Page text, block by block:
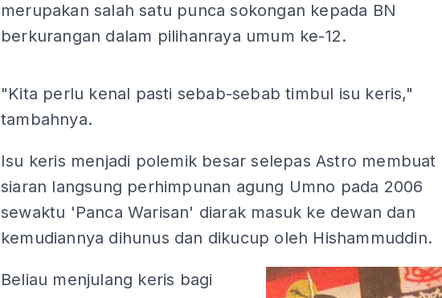
merupakan salah satu punca sokongan kepada BN
berkurangan dalam pilihanraya umum ke-12.
"Kita perlu kenal pasti sebab-sebab timbul isu keris,"
tambahnya.
Isu keris menjadi polemik besar selepas Astro membuat
siaran langsung perhimpunan agung Umno pada 2006
sewaktu 'Panca Warisan' diarak masuk ke dewan dan
kemudiannya dihunus dan dikucup oleh Hishammuddin.
Beliau menjulang keris bagi